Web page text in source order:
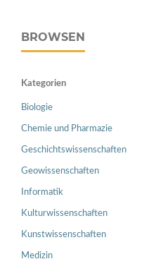
BROWSEN
Kategorien
Biologie
Chemie und Pharmazie
Geschichtswissenschaften
Geowissenschaften
Informatik
Kulturwissenschaften
Kunstwissenschaften
Medizin